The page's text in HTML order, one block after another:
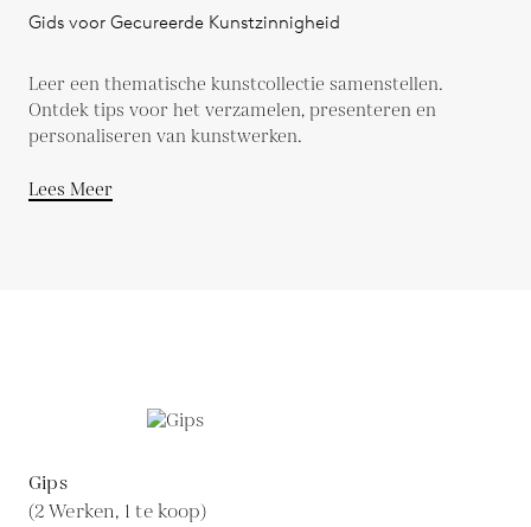
Gids voor Gecureerde Kunstzinnigheid
Leer een thematische kunstcollectie samenstellen.
Ontdek tips voor het verzamelen, presenteren en
personaliseren van kunstwerken.
Lees Meer
Gips
(2 Werken, 1 te koop)